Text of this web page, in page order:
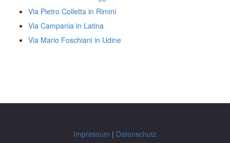
Via Pietro Colletta in Rimini
Via Campania in Latina
Via Mario Foschiani in Udine
Impressum | Datenschutz